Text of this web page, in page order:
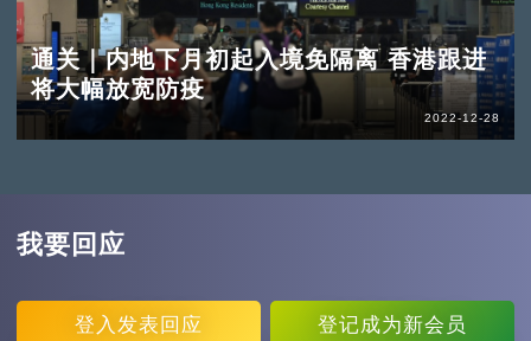
通关｜内地下月初起入境免隔离 香港跟进
将大幅放宽防疫
2022-12-28
我要回应
登入 发表回应 登记成为新会员